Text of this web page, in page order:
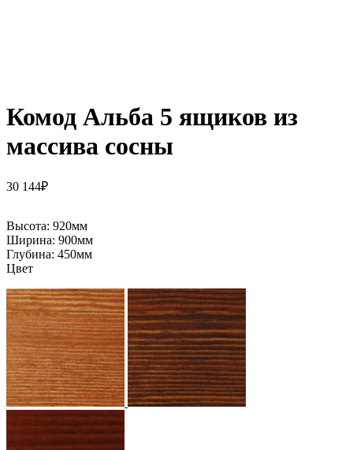
Комод Альба 5 ящиков из
массива сосны
30 144₽
Высота: 920мм
Ширина: 900мм
Глубина: 450мм
Цвет